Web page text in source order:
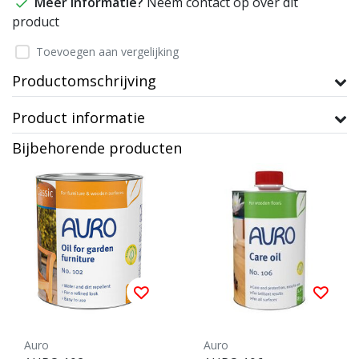
product
Toevoegen aan vergelijking
Productomschrijving
Product informatie
Bijbehorende producten
Auro Auro